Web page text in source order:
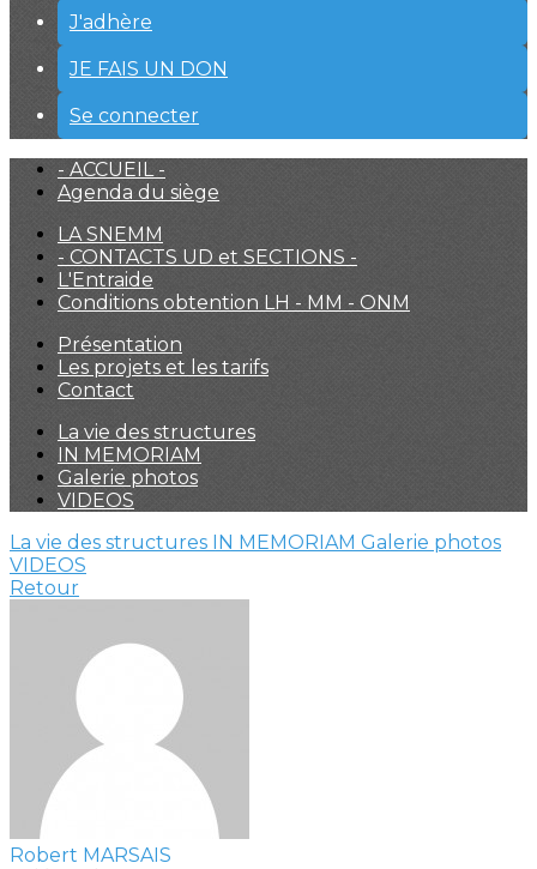
J'adhère
JE FAIS UN DON
Se connecter
- ACCUEIL -
Agenda du siège
LA SNEMM
- CONTACTS UD et SECTIONS -
L'Entraide
Conditions obtention LH - MM - ONM
Présentation
Les projets et les tarifs
Contact
La vie des structures
IN MEMORIAM
Galerie photos
VIDEOS
La vie des structures IN MEMORIAM Galerie photos
VIDEOS
Retour
Robert MARSAIS